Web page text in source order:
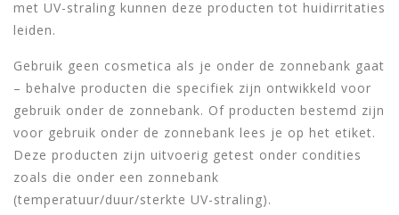
met UV-straling kunnen deze producten tot huidirritaties
leiden.
Gebruik geen cosmetica als je onder de zonnebank gaat
– behalve producten die specifiek zijn ontwikkeld voor
gebruik onder de zonnebank. Of producten bestemd zijn
voor gebruik onder de zonnebank lees je op het etiket.
Deze producten zijn uitvoerig getest onder condities
zoals die onder een zonnebank
(temperatuur/duur/sterkte UV-straling).